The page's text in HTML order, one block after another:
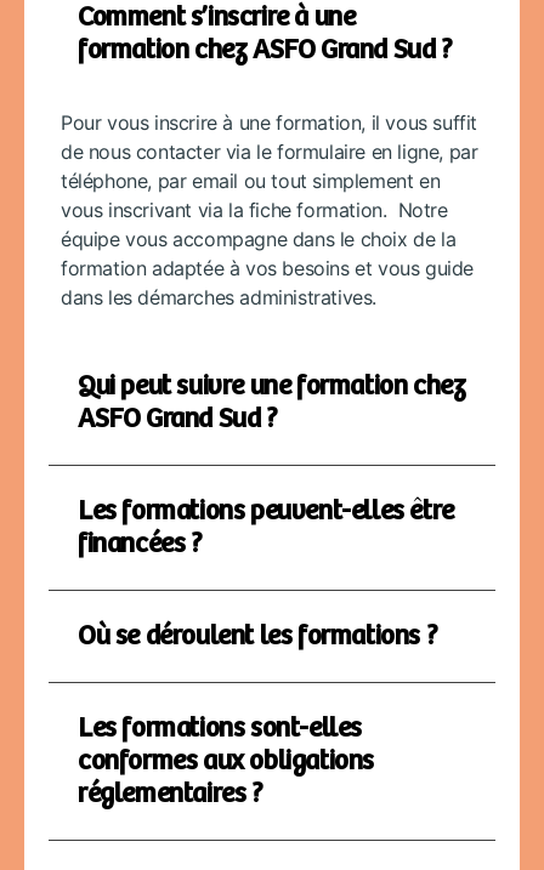
Comment s’inscrire à une
formation chez ASFO Grand Sud ?
Pour vous inscrire à une formation, il vous suffit
de nous contacter via le formulaire en ligne, par
téléphone, par email ou tout simplement en
vous inscrivant via la fiche formation. Notre
équipe vous accompagne dans le choix de la
formation adaptée à vos besoins et vous guide
dans les démarches administratives.
Qui peut suivre une formation chez
ASFO Grand Sud ?
Les formations peuvent-elles être
financées ?
Où se déroulent les formations ?
Les formations sont-elles
conformes aux obligations
réglementaires ?